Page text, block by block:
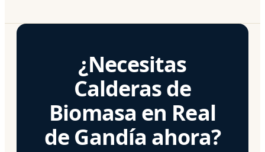
¿Necesitas
Calderas de
Biomasa en Real
de Gandía ahora?